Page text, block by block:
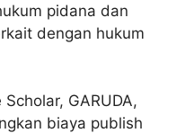
pidana dan
dengan hukum
GARUDA,
biaya publish